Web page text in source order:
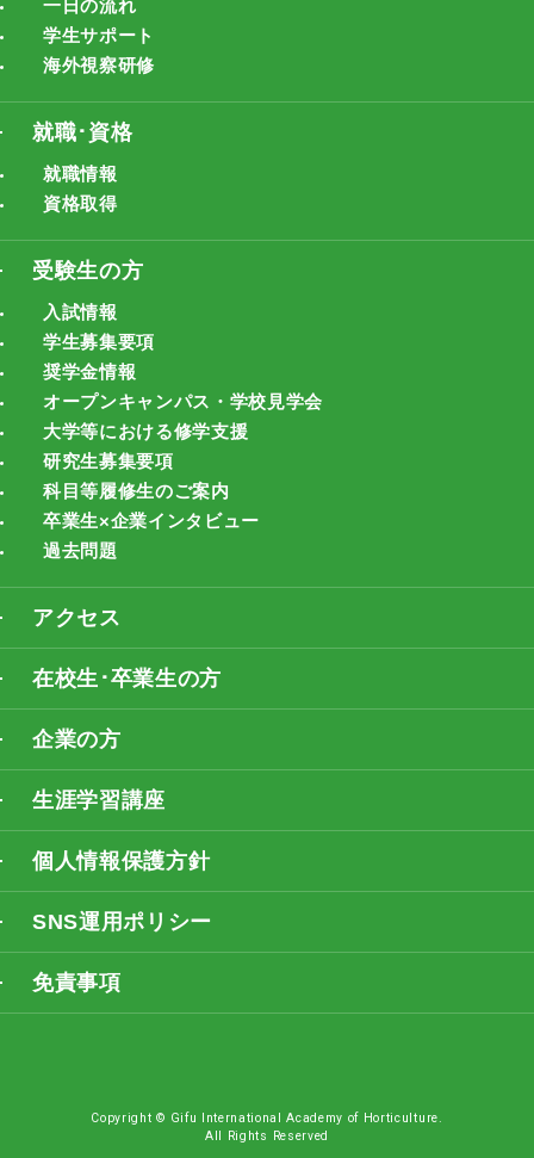
一日の流れ
学生サポート
海外視察研修
就職･資格
就職情報
資格取得
受験生の方
入試情報
学生募集要項
奨学金情報
オープンキャンパス・学校見学会
大学等における修学支援
研究生募集要項
科目等履修生のご案内
卒業生×企業インタビュー
過去問題
アクセス
在校生･卒業生の方
企業の方
生涯学習講座
個人情報保護方針
SNS運用ポリシー
免責事項
Copyright © Gifu International Academy of Horticulture.
All Rights Reserved